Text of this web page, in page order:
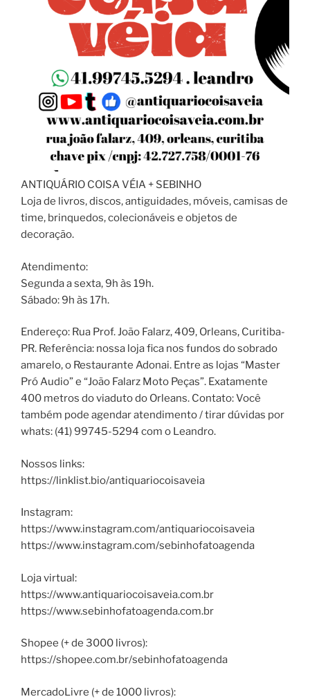
ANTIQUÁRIO COISA VÉIA + SEBINHO
Loja de livros, discos, antiguidades, móveis, camisas de
time, brinquedos, colecionáveis e objetos de
decoração.
Atendimento:
Segunda a sexta, 9h às 19h.
Sábado: 9h às 17h.
Endereço: Rua Prof. João Falarz, 409, Orleans, Curitiba-
PR. Referência: nossa loja fica nos fundos do sobrado
amarelo, o Restaurante Adonai. Entre as lojas “Master
Pró Audio” e “João Falarz Moto Peças”. Exatamente
400 metros do viaduto do Orleans. Contato: Você
também pode agendar atendimento / tirar dúvidas por
whats: (41) 99745-5294 com o Leandro.
Nossos links:
https://linklist.bio/antiquariocoisaveia
Instagram:
https://www.instagram.com/antiquariocoisaveia
https://www.instagram.com/sebinhofatoagenda
Loja virtual:
https://www.antiquariocoisaveia.com.br
https://www.sebinhofatoagenda.com.br
Shopee (+ de 3000 livros):
https://shopee.com.br/sebinhofatoagenda
MercadoLivre (+ de 1000 livros):